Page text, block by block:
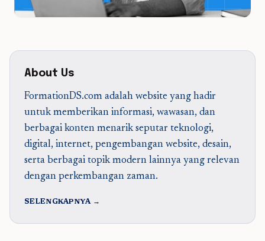
About Us
FormationDS.com adalah website yang hadir
untuk memberikan informasi, wawasan, dan
berbagai konten menarik seputar teknologi,
digital, internet, pengembangan website, desain,
serta berbagai topik modern lainnya yang relevan
dengan perkembangan zaman.
SELENGKAPNYA →